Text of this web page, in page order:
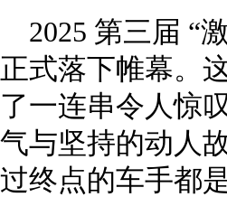
2025 第三届 “
正式落下帷幕。
了一连串令人惊
气与坚持的动人
过终点的车手都